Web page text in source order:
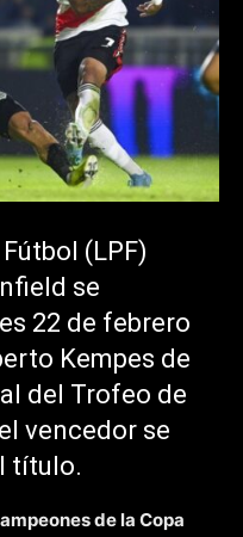
(LPF)
se
22 de febrero
Kempes de
del Trofeo de
vencedor se
título.
de la Copa